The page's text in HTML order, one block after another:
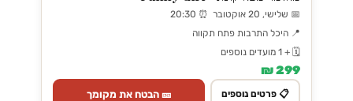
📅 שלישי, 20 אוקטובר ⏰ 20:30
📍 היכל התרבות פתח תקווה
🗓️ + 1 מועדים נוספים
299 ₪
📋 פרטים נוספים 🎫 הבטח את מקומך